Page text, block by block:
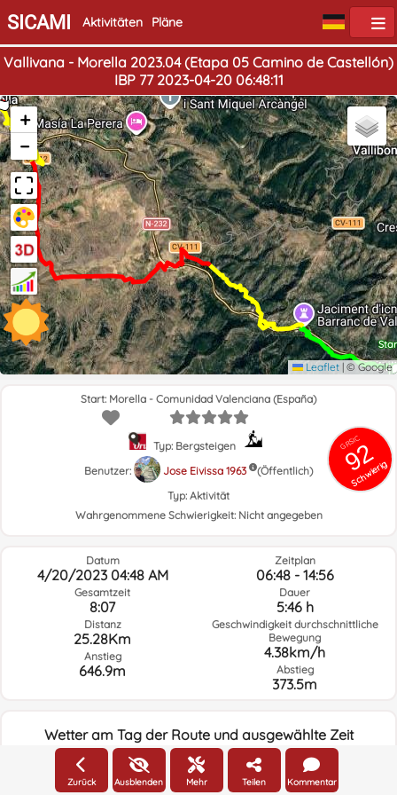
SICAMI Aktivitäten Pläne
Vallivana - Morella 2023.04 (Etapa 05 Camino de Castellón)
IBP 77 2023-04-20 06:48:11
+
−
Leaflet | © Google
GRSIC
92
Schwierig
Start: Morella - Comunidad Valenciana (España)
Typ: Bergsteigen
Benutzer:
Jose Eivissa 1963
(Öffentlich)
Typ: Aktivität
Wahrgenommene Schwierigkeit: Nicht angegeben
Datum
4/20/2023 04:48 AM
Gesamtzeit
8:07
Distanz
25.28Km
Anstieg
646.9m
Zeitplan
06:48 - 14:56
Dauer
5:46 h
Geschwindigkeit durchschnittliche
Bewegung
4.38km/h
Abstieg
373.5m
Wetter am Tag der Route und ausgewählte Zeit
04:00
Zurück Ausblenden Mehr Teilen Kommentar